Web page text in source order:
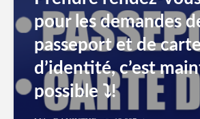
pour les demandes
passeport et de
d’identité, c’est
possible ⤵️!